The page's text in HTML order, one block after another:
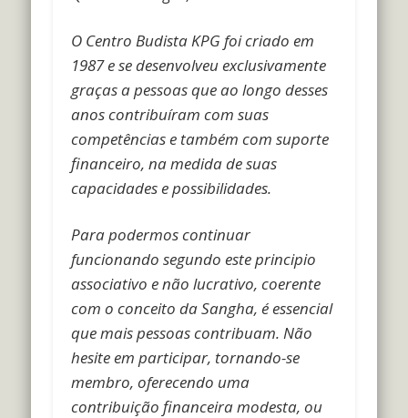
O Centro Budista KPG foi criado em
1987 e se desenvolveu exclusivamente
graças a pessoas que ao longo desses
anos contribuíram com suas
competências e também com suporte
financeiro, na medida de suas
capacidades e possibilidades.
Para podermos continuar
funcionando segundo este principio
associativo e não lucrativo, coerente
com o conceito da Sangha, é essencial
que mais pessoas contribuam. Não
hesite em participar, tornando-se
membro, oferecendo uma
contribuição financeira modesta, ou